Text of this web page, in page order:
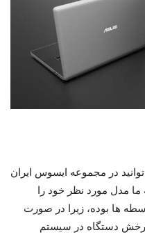
در مجموعه ایسوس ایران
مدل مورد نظر خود را
ها بوده، زیرا در صورت
دستگاه در سیستم